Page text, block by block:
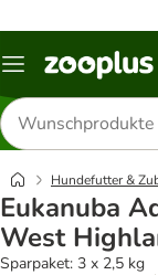
Menü
Produkte
suchen
Hundefutter &
Eukanuba
West
Sparpaket: 3 x 2,5 kg